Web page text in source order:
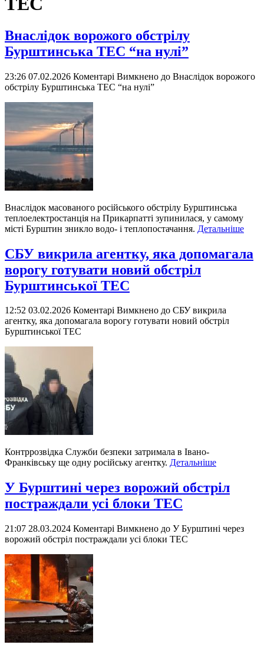
Внаслідок ворожого обстрілу
Бурштинська ТЕС “на нулі”
23:26 07.02.2026 Коментарі Вимкнено до Внаслідок ворожого
обстрілу Бурштинська ТЕС “на нулі”
Внаслідок масованого російського обстрілу Бурштинська
теплоелектростанція на Прикарпатті зупинилася, у самому
місті Бурштин зникло водо- і теплопостачання. Детальніше
СБУ викрила агентку, яка допомагала
ворогу готувати новий обстріл
Бурштинської ТЕС
12:52 03.02.2026 Коментарі Вимкнено до СБУ викрила
агентку, яка допомагала ворогу готувати новий обстріл
Бурштинської ТЕС
Контррозвідка Служби безпеки затримала в Івано-
Франківську ще одну російську агентку. Детальніше
У Бурштині через ворожий обстріл
постраждали усі блоки ТЕС
21:07 28.03.2024 Коментарі Вимкнено до У Бурштині через
ворожий обстріл постраждали усі блоки ТЕС